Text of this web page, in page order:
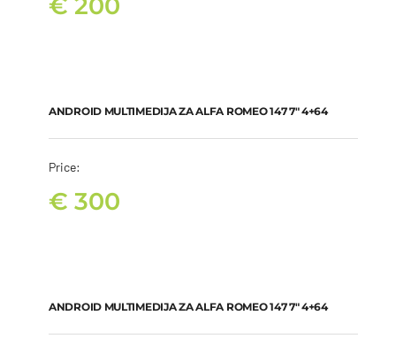
€ 200
ANDROID MULTIMEDIJA ZA ALFA ROMEO 147 7″ 4+64
Price:
€ 300
ANDROID MULTIMEDIJA ZA ALFA ROMEO 147 7″ 4+64